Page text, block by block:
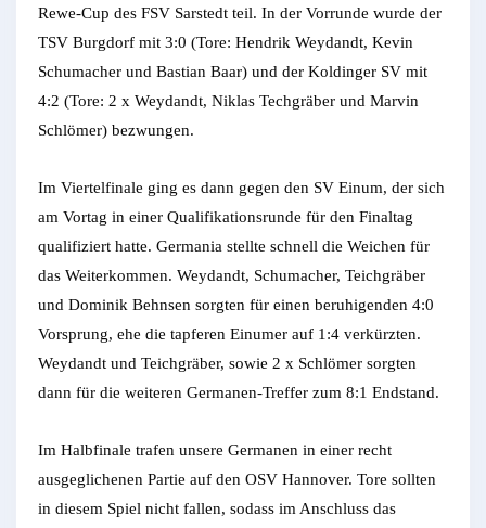
Rewe-Cup des FSV Sarstedt teil. In der Vorrunde wurde der
TSV Burgdorf mit 3:0 (Tore: Hendrik Weydandt, Kevin
Schumacher und Bastian Baar) und der Koldinger SV mit
4:2 (Tore: 2 x Weydandt, Niklas Techgräber und Marvin
Schlömer) bezwungen.
Im Viertelfinale ging es dann gegen den SV Einum, der sich
am Vortag in einer Qualifikationsrunde für den Finaltag
qualifiziert hatte. Germania stellte schnell die Weichen für
das Weiterkommen. Weydandt, Schumacher, Teichgräber
und Dominik Behnsen sorgten für einen beruhigenden 4:0
Vorsprung, ehe die tapferen Einumer auf 1:4 verkürzten.
Weydandt und Teichgräber, sowie 2 x Schlömer sorgten
dann für die weiteren Germanen-Treffer zum 8:1 Endstand.
Im Halbfinale trafen unsere Germanen in einer recht
ausgeglichenen Partie auf den OSV Hannover. Tore sollten
in diesem Spiel nicht fallen, sodass im Anschluss das